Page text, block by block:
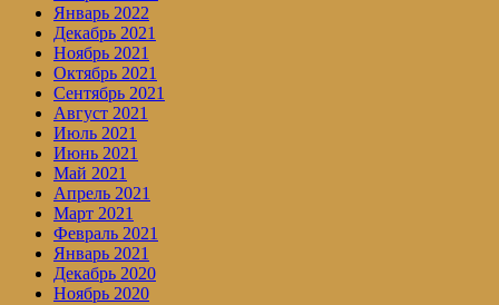
Январь 2022
Декабрь 2021
Ноябрь 2021
Октябрь 2021
Сентябрь 2021
Август 2021
Июль 2021
Июнь 2021
Май 2021
Апрель 2021
Март 2021
Февраль 2021
Январь 2021
Декабрь 2020
Ноябрь 2020